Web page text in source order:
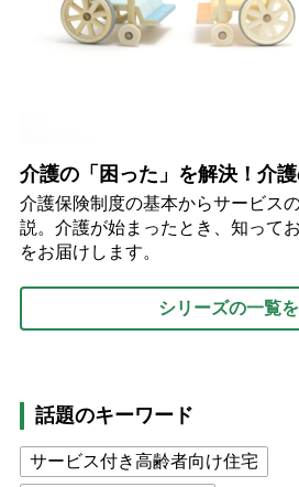
介護の「困った」を解決！介
介護保険制度の基本からサービス
説。介護が始まったとき、知って
をお届けします。
シリーズの一覧
話題のキーワード
サービス付き高齢者向け住宅